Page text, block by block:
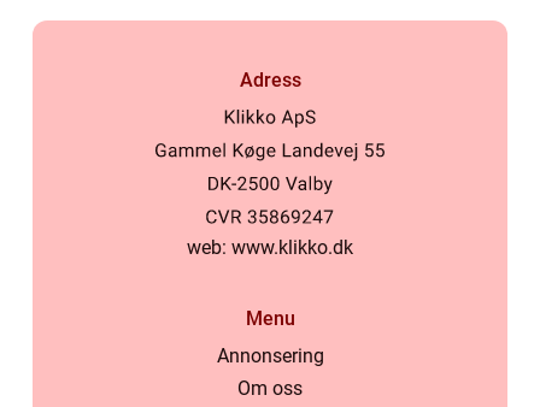
Adress
web: www.klikko.dk
Menu
Annonsering
Om oss